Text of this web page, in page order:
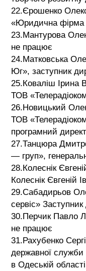
22.Єрошенко
«Юридична фірма
23.Мантурова
не працює
24.Матковська
Юг», заступник
25.Коваліш Ірина
ТОВ
26.Новицький
ТОВ
програмний
27.Танцюра
— груп»,
28.Колеснік
Колеснік Євгеній
29.Сабадирьов
сервіс»
30.Перчик Павло
не працює
31.Рахубенко
державної
в Одеській